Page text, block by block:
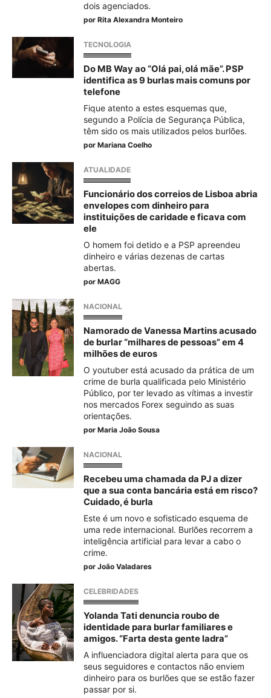
dois agenciados.
por Rita Alexandra Monteiro
TECNOLOGIA
Do MB Way ao “Olá pai, olá mãe”. PSP
identifica as 9 burlas mais comuns por
telefone
Fique atento a estes esquemas que,
segundo a Polícia de Segurança Pública,
têm sido os mais utilizados pelos burlões.
por Mariana Coelho
ATUALIDADE
Funcionário dos correios de Lisboa abria
envelopes com dinheiro para
instituições de caridade e ficava com
ele
O homem foi detido e a PSP apreendeu
dinheiro e várias dezenas de cartas
abertas.
por MAGG
NACIONAL
Namorado de Vanessa Martins acusado
de burlar “milhares de pessoas” em 4
milhões de euros
O youtuber está acusado da prática de um
crime de burla qualificada pelo Ministério
Público, por ter levado as vítimas a investir
nos mercados Forex seguindo as suas
orientações.
por Maria João Sousa
NACIONAL
Recebeu uma chamada da PJ a dizer
que a sua conta bancária está em risco?
Cuidado, é burla
Este é um novo e sofisticado esquema de
uma rede internacional. Burlões recorrem a
inteligência artificial para levar a cabo o
crime.
por João Valadares
CELEBRIDADES
Yolanda Tati denuncia roubo de
identidade para burlar familiares e
amigos. “Farta desta gente ladra”
A influenciadora digital alerta para que os
seus seguidores e contactos não enviem
dinheiro para os burlões que se estão fazer
passar por si.